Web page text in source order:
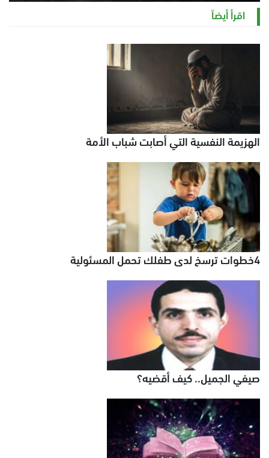
الخميس 6 أغسطس 2026 11:12 ص
اقرأ أيضاً
الهزيمة النفسية التي أصابت شباب الأمة
4خطوات ترسخ لدى طفلك تحمل المسئولية
صيفي الجميل.. كيف أقضيه؟